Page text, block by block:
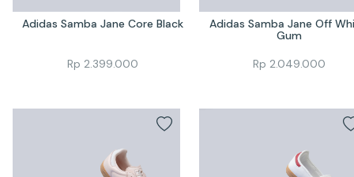
Adidas Samba Jane Core Black
Rp 2.399.000
Adidas Samba Jane Off
Gum
Rp 2.049.000